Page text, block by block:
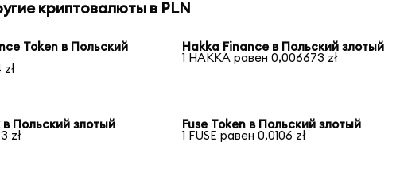
криптовалюты в PLN
Token в Польский
zł
Hakka Finance в Польский злотый
1 HAKKA равен 0,006673 zł
Польский злотый
zł
Fuse Token в Польский злотый
1 FUSE равен 0,0106 zł